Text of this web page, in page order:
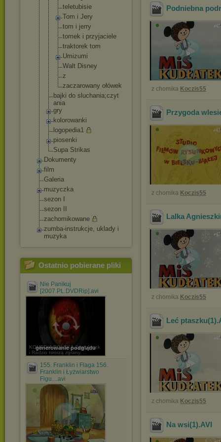
teletubisie
Tom i Jery
tom i jerry
tomek i przyjaciele
traktorek tom
Umizumi
Walt Disney
z
zaczarowany ołówek
bajki do sluchania;czyt
ania
gry
kolorowanki
logopedia1
piosenki
Supa Strikas
Dokumenty
film
Galeria
muzyczka
sezon I
sezon II
zachomikowane
zumba-instrukcje, uklady i
muzyka
Ostatnio pobierane pliki
Nie Panikuj
[2007.PL.DVDRip].avi
generowanie podglądu
KOMEDIA POLSKA Zygi, Antek
i Radzio tworzą zgrany, ...
155. Franklin i Flaga 156.
Franklin i Łyżwiarstwo
Figu....avi
Podniebna
z chomika Koczis55
Przygoda
z chomika Koczis55
Lalka
z chomika Koczis55
Leć ptaszku(1)
z chomika Koczis55
Na wsi(1).AVI